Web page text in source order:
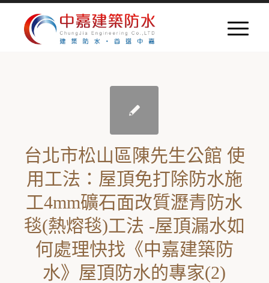
台北市松山區陳先生公館 使
用工法：屋頂免打除防水施
工4mm礦石面改質瀝青防水
毯(熱熔毯)工法 -屋頂漏水如
何處理快找《中嘉建築防
水》屋頂防水的專家(2)